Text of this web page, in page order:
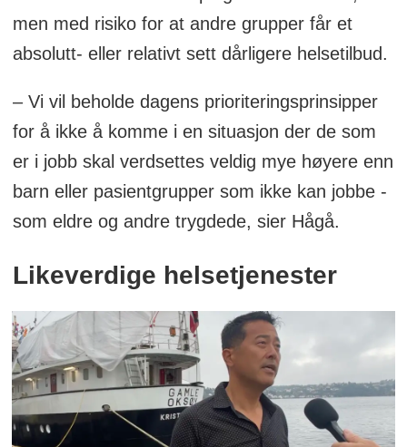
men med risiko for at andre grupper får et
absolutt- eller relativt sett dårligere helsetilbud.
– Vi vil beholde dagens prioriteringsprinsipper
for å ikke å komme i en situasjon der de som
er i jobb skal verdsettes veldig mye høyere enn
barn eller pasientgrupper som ikke kan jobbe -
som eldre og andre trygdede, sier Hågå.
Likeverdige helsetjenester